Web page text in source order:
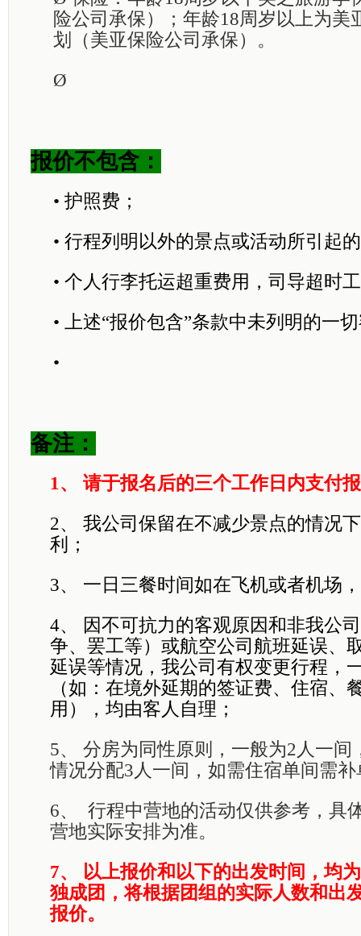
险公司承保）；年龄18周岁以上为美
划（美亚保险公司承保）。
Ø
报价不包含：
• 护照费；
• 行程列明以外的景点或活动所引起
• 个人行李托运超重费用，司导超时
• 上述“报价包含”条款中未列明的一
•
备注：
1、 请于报名后的三个工作日内支付
2、 我公司保留在不减少景点的情况
利；
3、 一日三餐时间如在飞机或者机场
4、
因不可抗力的客观原因和非我公
争、罢工等）或航空公司航班延误、
延误等情况，我公司有权变更行程，
（如：在境外延期的签证费、住宿、
用），均由客人自理；
5、 分房为同性原则，一般为2人一间
情况分配3人一间，如需住宿单间需
6、
行程中营地的活动仅供参考，具
营地实际安排为准。
7、 以上报价和以下的出发时间，均
独成团，将根据团组的实际人数和出
报价。